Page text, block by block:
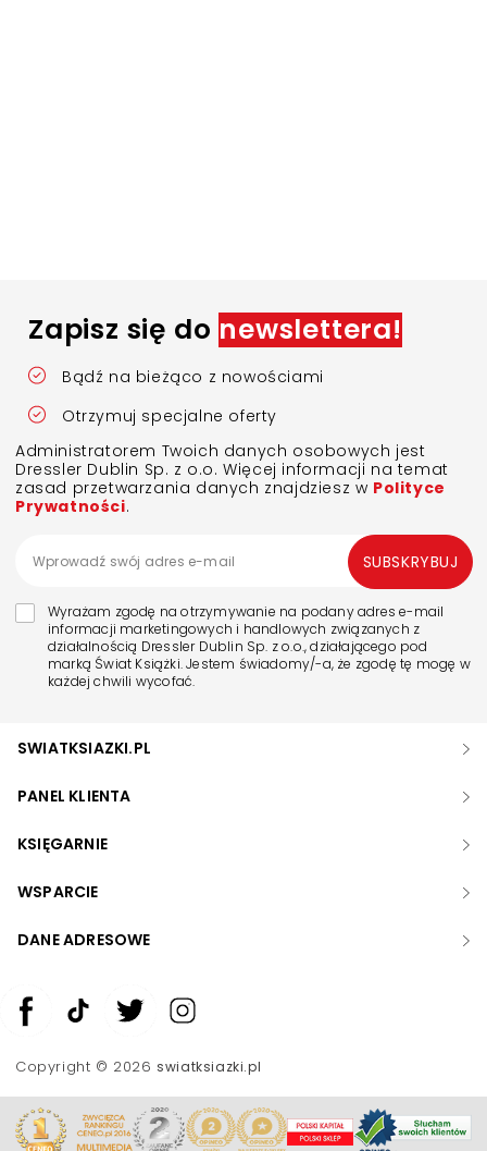
Zapisz się do newslettera!
Bądź na bieżąco z nowościami
Otrzymuj specjalne oferty
Administratorem Twoich danych osobowych jest
Dressler Dublin Sp. z o.o. Więcej informacji na temat
zasad przetwarzania danych znajdziesz w Polityce
Prywatności.
Wyrażam zgodę na otrzymywanie na podany adres e-mail
informacji marketingowych i handlowych związanych z
działalnością Dressler Dublin Sp. z o.o., działającego pod
marką Świat Książki. Jestem świadomy/-a, że zgodę tę mogę w
każdej chwili wycofać.
SUBSKRYBUJ
SWIATKSIAZKI.PL
PANEL KLIENTA
KSIĘGARNIE
WSPARCIE
DANE ADRESOWE
Copyright © 2026swiatksiazki.pl
Zwiększ rozmiar czcionki
Skala szarości